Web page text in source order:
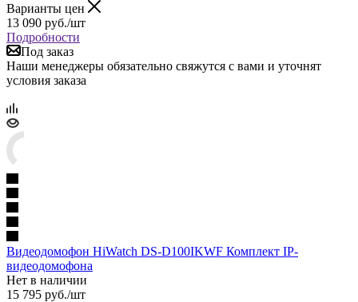
Варианты цен
13 090 руб./шт
Подробности
Под заказ
Наши менеджеры обязательно свяжутся с вами и уточнят
условия заказа
Видеодомофон HiWatch DS-D100IKWF Комплект IP-
видеодомофона
Нет в наличии
15 795 руб./шт